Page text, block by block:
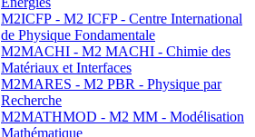
M2ICFP - M2 ICFP - Centre International
de Physique Fondamentale
M2MACHI - M2 MACHI - Chimie des
Matériaux et Interfaces
M2MARES - M2 PBR - Physique par
Recherche
M2MATHMOD - M2 MM - Modélisation
Mathématique